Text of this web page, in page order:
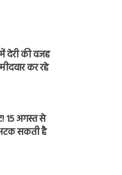
देरी की वजह
कर रहे
15 अगस्त से
सकती है